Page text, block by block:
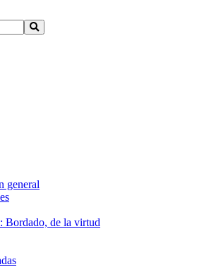
general
Bordado, de la virtud